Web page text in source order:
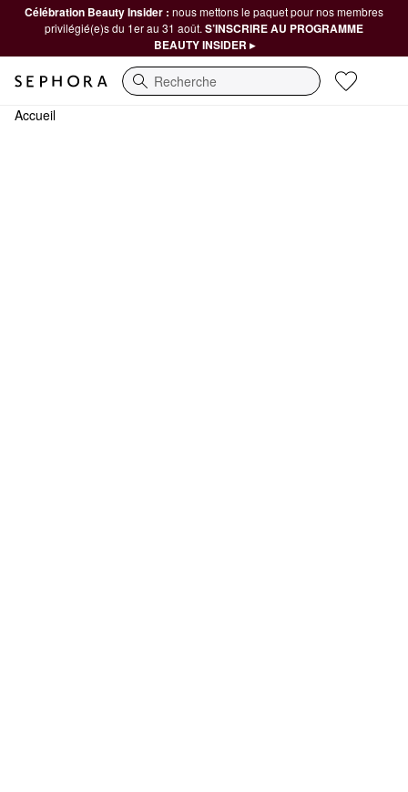
Célébration Beauty Insider : nous mettons le paquet pour nos membres
privilégié(e)s du 1er au 31 août. S’INSCRIRE AU PROGRAMME
BEAUTY INSIDER ▸
Recherche
Accueil